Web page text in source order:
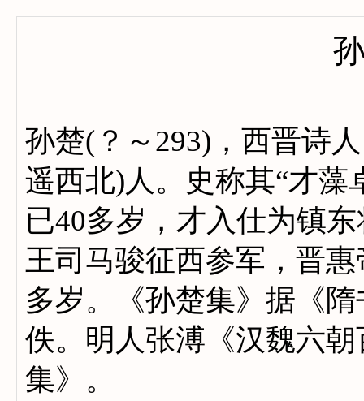
孙楚(？～293)，西晋诗
遥西北)人。史称其“才藻
已40多岁，才入仕为镇
王司马骏征西参军，晋
多岁。《孙楚集》据《
佚。明人张溥《汉魏六
集》。